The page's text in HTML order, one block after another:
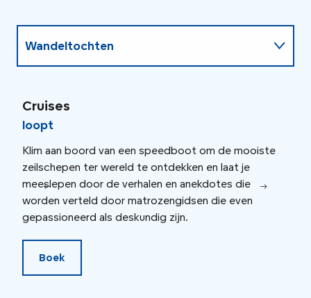
Wandeltochten
Diner
Cruises
loopt
Klim aan boord van een speedboot om de mooiste
zeilschepen ter wereld te ontdekken en laat je
meeslepen door de verhalen en anekdotes die
worden verteld door matrozengidsen die even
gepassioneerd als deskundig zijn.
Boek